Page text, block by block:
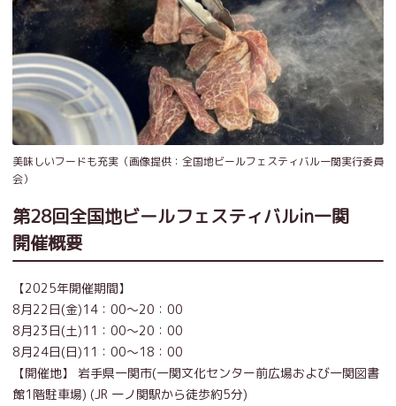
美味しいフードも充実（画像提供：全国地ビールフェスティバル一関実行委員
会）
第28回全国地ビールフェスティバルin一関
開催概要
【2025年開催期間】
8月22日(金)14：00～20：00
8月23日(土)11：00～20：00
8月24日(日)11：00～18：00
【開催地】 岩手県一関市(一関文化センター前広場および一関図書
館1階駐車場) (JR 一ノ関駅から徒歩約5分)